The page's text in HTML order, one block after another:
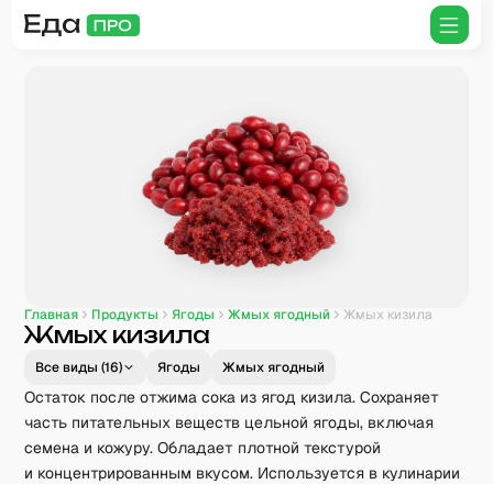
Главная Продукты Ягоды Жмых ягодный Жмых кизила
Жмых кизила
Все виды (16) Ягоды Жмых ягодный
Остаток после отжима сока из ягод кизила. Сохраняет
часть питательных веществ цельной ягоды, включая
семена и кожуру. Обладает плотной текстурой
и концентрированным вкусом. Используется в кулинарии